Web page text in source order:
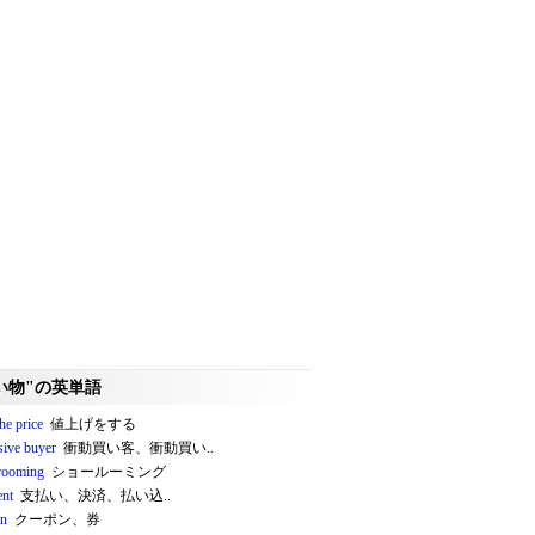
物"の英単語
price 値上げをする
buyer 衝動買い客、衝動買い..
ショールーミング
支払い、決済、払い込..
クーポン、券